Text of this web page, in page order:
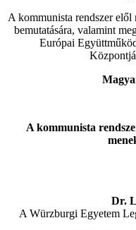
A kommunista rendszer
bemutatására, valamint
Európai
A kommunista
Dr.
A Würzburgi Egyetem